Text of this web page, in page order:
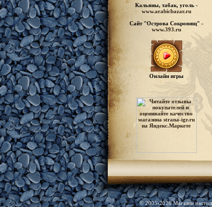
Кальяны, табак, уголь -
www.arabicbazar.ru
Сайт "Острова Сокровищ" -
www.393.ru
Онлайн игры
© 2005-2026 Магазин